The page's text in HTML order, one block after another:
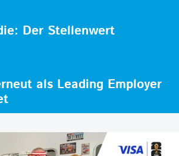
Der Stellenwert
als Leading Employer